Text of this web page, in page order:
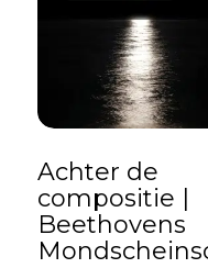
Achter de
compositie |
Beethovens